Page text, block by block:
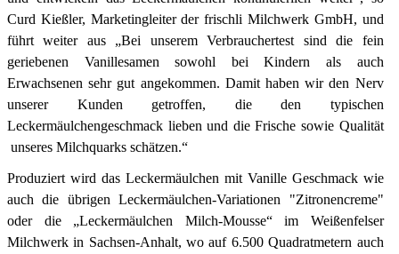
Curd Kießler, Marketingleiter der frischli Milchwerk GmbH, und
führt weiter aus „Bei unserem Verbrauchertest sind die fein
geriebenen Vanillesamen sowohl bei Kindern als auch
Erwachsenen sehr gut angekommen. Damit haben wir den Nerv
unserer Kunden getroffen, die den typischen
Leckermäulchengeschmack lieben und die Frische sowie Qualität
unseres Milchquarks schätzen.“
Produziert wird das Leckermäulchen mit Vanille Geschmack wie
auch die übrigen Leckermäulchen-Variationen "Zitronencreme"
oder die „Leckermäulchen Milch-Mousse“ im Weißenfelser
Milchwerk in Sachsen-Anhalt, wo auf 6.500 Quadratmetern auch